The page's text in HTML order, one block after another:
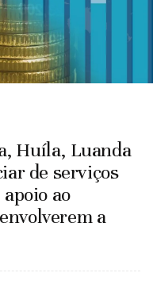
Huíla, Luanda
de serviços
ao
a